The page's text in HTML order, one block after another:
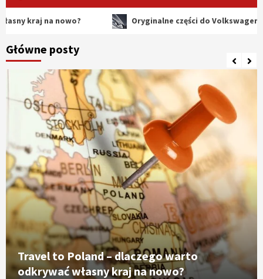
na nowo? Oryginalne części do Volkswagena –
Główne posty
Travel to Poland – dlaczego warto
odkrywać własny kraj na nowo?